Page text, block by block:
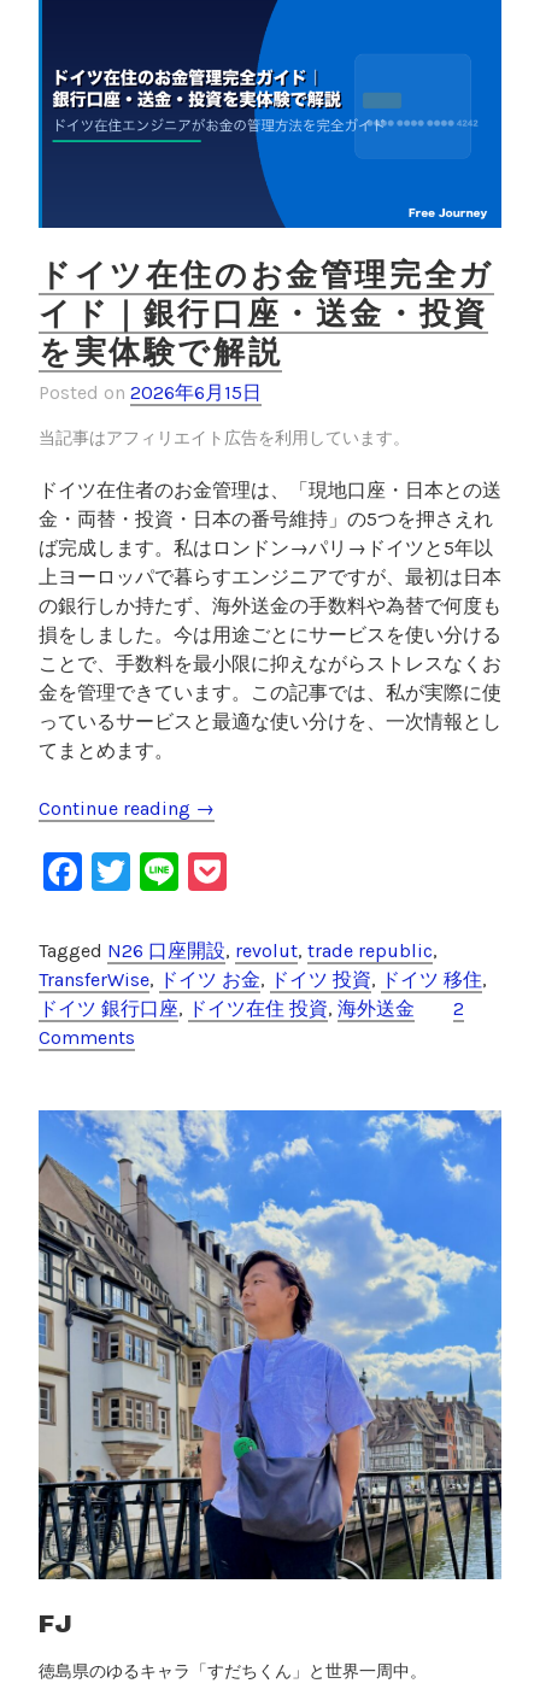
預
金
だ
っ
た
私
の
資
産
運
用
ドイツ在住のお金管理完全ガ
イド｜銀行口座・送金・投資
を実体験で解説
Posted on 2026年6月15日
当記事はアフィリエイト広告を利用しています。
ドイツ在住者のお金管理は、「現地口座・日本との送
金・両替・投資・日本の番号維持」の5つを押さえれ
ば完成します。私はロンドン→パリ→ドイツと5年以
上ヨーロッパで暮らすエンジニアですが、最初は日本
の銀行しか持たず、海外送金の手数料や為替で何度も
損をしました。今は用途ごとにサービスを使い分ける
ことで、手数料を最小限に抑えながらストレスなくお
金を管理できています。この記事では、私が実際に使
っているサービスと最適な使い分けを、一次情報とし
てまとめます。
Continue reading “
イ
ツ
住
の
お
完
全
ガ
ド
｜
銀
行
口
座
・
送
金
・
投
資
験
→
F
c
e
b
o
o
k
T
tt
er
Li
e
c
k
et
Tagged N26 口座開設, revolut, trade republic,
TransferWise, ドイツ お金, ドイツ 投資, ドイツ 移住,
ドイツ 銀行口座, ドイツ在住 投資, 海外送金
2
Comments
FJ
徳島県のゆるキャラ「すだちくん」と世界一周中。